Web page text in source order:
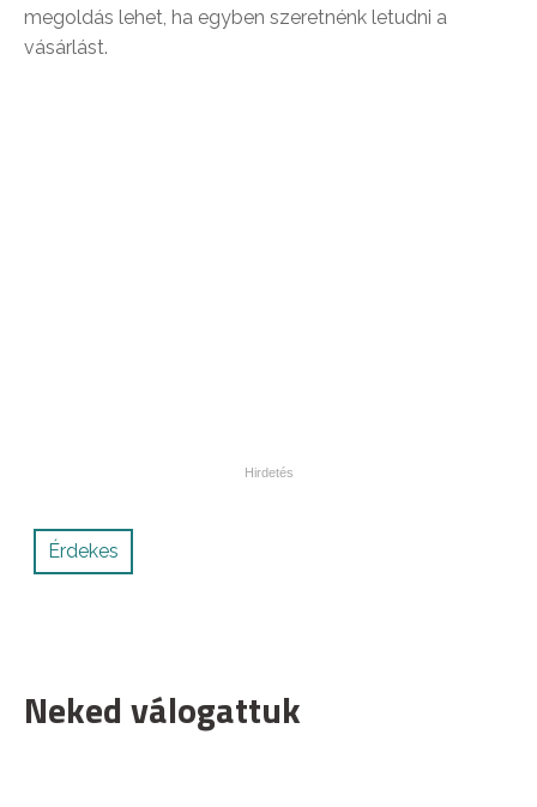
megoldás lehet, ha egyben szeretnénk letudni a
vásárlást.
Érdekes
Neked válogattuk